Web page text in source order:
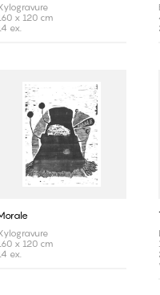
x 120 cm
ex.
x 120 cm
ex.